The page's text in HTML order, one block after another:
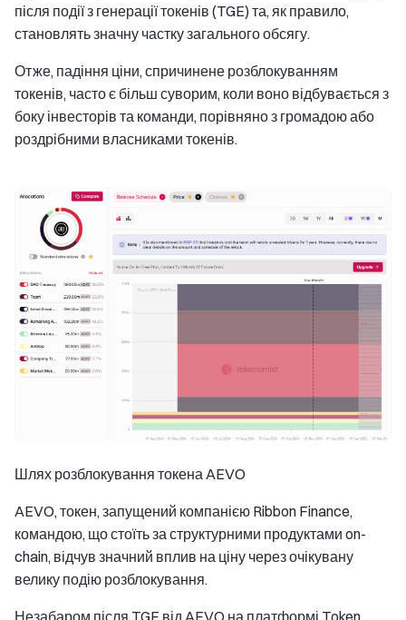
після події з генерації токенів (TGE) та, як правило,
становлять значну частку загального обсягу.
Отже, падіння ціни, спричинене розблокуванням
токенів, часто є більш суворим, коли воно відбувається з
боку інвесторів та команди, порівняно з громадою або
роздрібними власниками токенів.
Шлях розблокування токена AEVO
AEVO, токен, запущений компанією Ribbon Finance,
командою, що стоїть за структурними продуктами on-
chain, відчув значний вплив на ціну через очікувану
велику подію розблокування.